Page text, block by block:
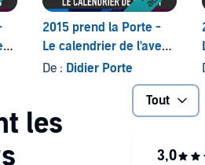
2015 prend la Porte -
Le calendrier de l'avent
du 15 au 28 février
De : Didier Porte
Tout